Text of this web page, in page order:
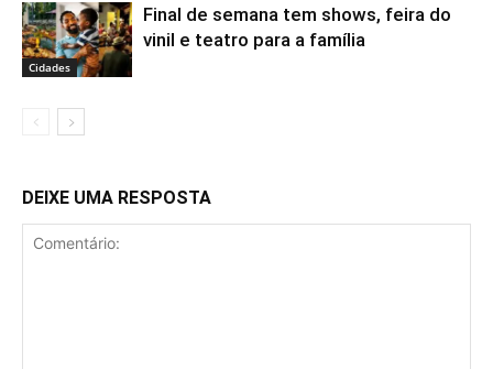
Cidades
Final de semana tem shows, feira do
vinil e teatro para a família
DEIXE UMA RESPOSTA